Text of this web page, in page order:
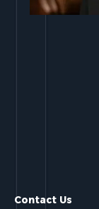
Contact Us